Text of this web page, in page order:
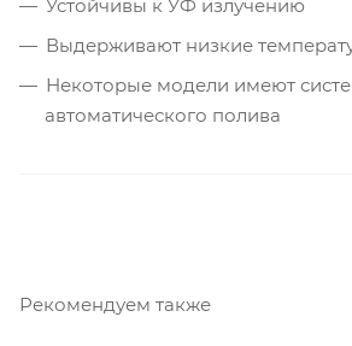
Устойчивы к УФ излучению
Выдерживают низкие
Некоторые модели имеют
автоматического полива
Рекомендуем также